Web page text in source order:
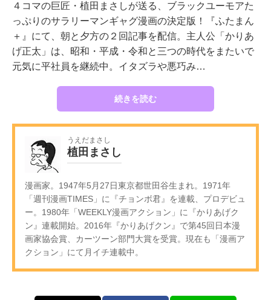
４コマの巨匠・植田まさしが送る、ブラックユーモアた
っぷりのサラリーマンギャグ漫画の決定版！『ふたまん
＋』にて、朝と夕方の２回記事を配信。主人公「かりあ
げ正太」は、昭和・平成・令和と三つの時代をまたいで
元気に平社員を継続中。イタズラや悪巧み…
続きを読む
うえだまさし
植田まさし
漫画家。1947年5月27日東京都世田谷生まれ。1971年
「週刊漫画TIMES」に『チョンボ君』を連載、プロデビュ
ー。1980年「WEEKLY漫画アクション」に『かりあげク
ン』連載開始。2016年『かりあげクン』で第45回日本漫
画家協会賞、カーツーン部門大賞を受賞。現在も「漫画ア
クション」にて月イチ連載中。